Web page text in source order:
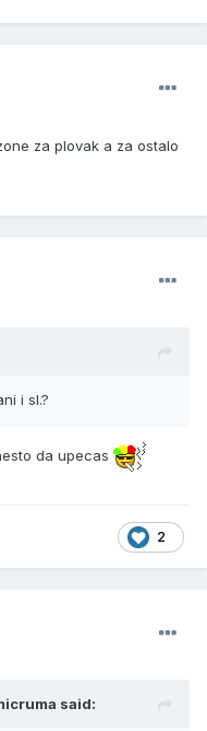
za plovak a za ostalo
i sl.?
da upecas
2
said: